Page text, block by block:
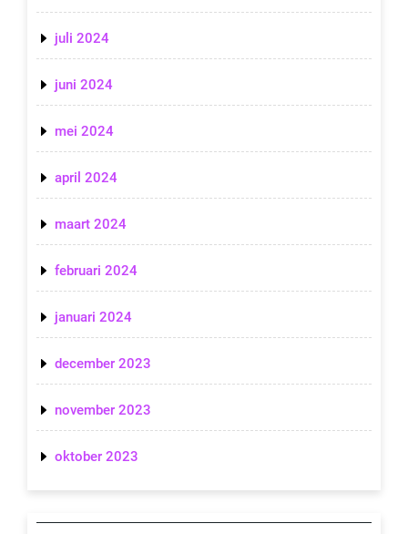
juli 2024
juni 2024
mei 2024
april 2024
maart 2024
februari 2024
januari 2024
december 2023
november 2023
oktober 2023